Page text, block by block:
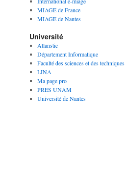
MIAGE de France
MIAGE de Nantes
Université
Atlanstic
Département Informatique
Faculté des sciences et des techniques
LINA
Ma page pro
PRES UNAM
Université de Nantes